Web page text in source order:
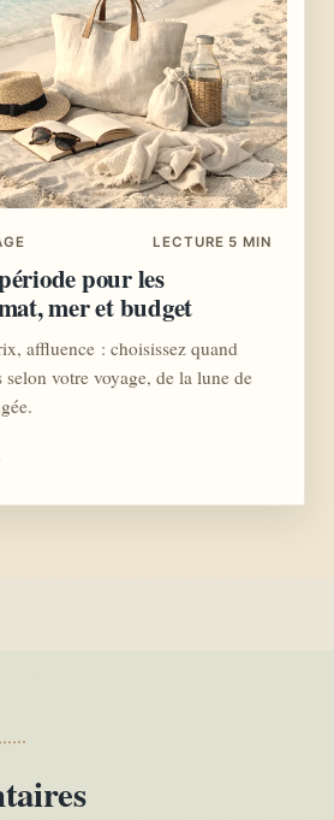
LECTURE 5 MIN
pour les
mer et budget
affluence : choisissez quand
votre voyage, de la lune de